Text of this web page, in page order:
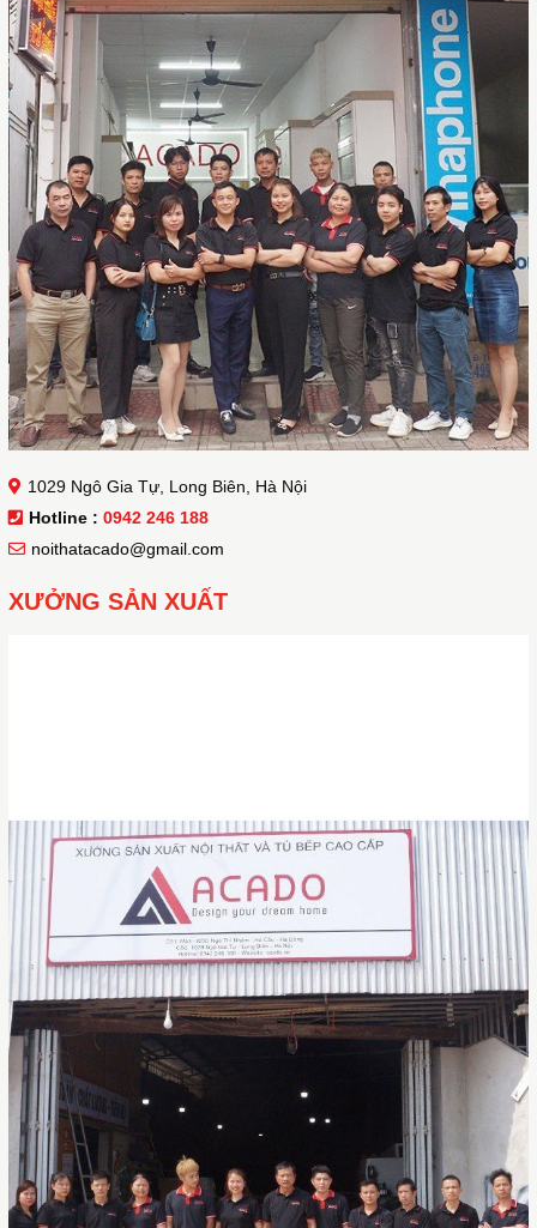
1029 Ngô Gia Tự, Long Biên, Hà Nội
Hotline : 0942 246 188
noithatacado@gmail.com
XƯỞNG SẢN XUẤT